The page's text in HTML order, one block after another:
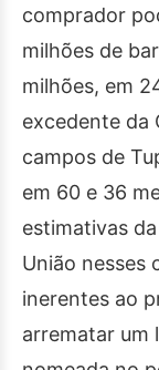
comprador
milhões de
milhões, em
excedente da
campos de
em 60 e 36
estimativas
União nesses
inerentes ao
arrematar um